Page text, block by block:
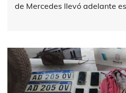
de Mercedes llevó adelante